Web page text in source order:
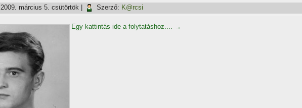
2009. március 5. csütörtök Szerző: K@rcsi
Egy kattintás ide a folytatáshoz.... →